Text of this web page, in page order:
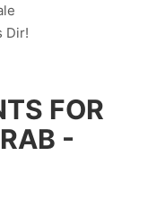
Dir!
FOR
-